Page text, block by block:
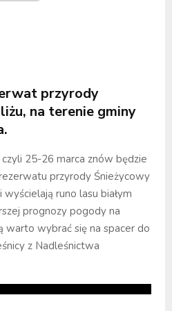
przyrody
na terenie gminy
25-26 marca znów będzie
przyrody Śnieżycowy
runo lasu białym
prognozy pogody na
warto wybrać się na spacer do
z Nadleśnictwa